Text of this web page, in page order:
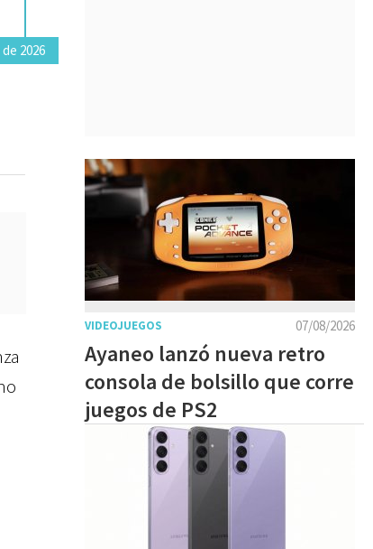
2026
07/08/2026
VIDEOJUEGOS
Ayaneo lanzó nueva retro
consola de bolsillo que corre
juegos de PS2